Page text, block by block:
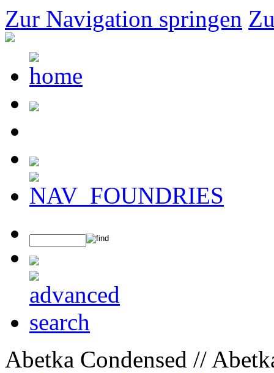
Zur Navigation springen
Abetka Condensed //